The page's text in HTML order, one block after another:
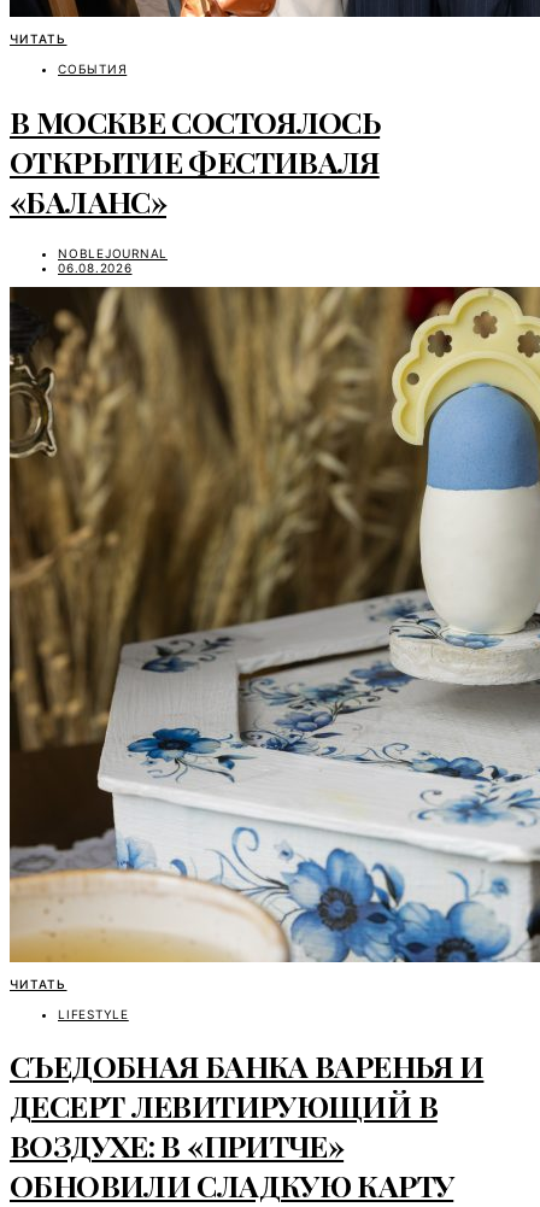
ЧИТАТЬ
СОБЫТИЯ
В МОСКВЕ СОСТОЯЛОСЬ
ОТКРЫТИЕ ФЕСТИВАЛЯ
«БАЛАНС»
NOBLEJOURNAL
06.08.2026
ЧИТАТЬ
LIFESTYLE
СЪЕДОБНАЯ БАНКА ВАРЕНЬЯ И
ДЕСЕРТ ЛЕВИТИРУЮЩИЙ В
ВОЗДУХЕ: В «ПРИТЧЕ»
ОБНОВИЛИ СЛАДКУЮ КАРТУ